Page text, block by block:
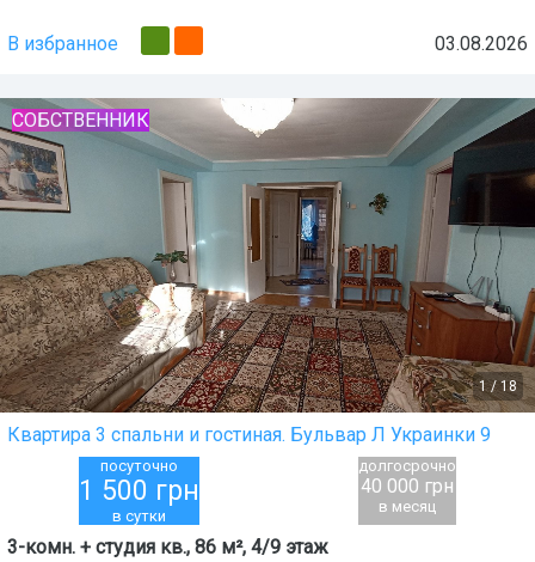
В избранное 03.08.2026
1/ 18
СОБСТВЕННИК
Квартира 3 спальни и гостиная. Бульвар Л Украинки 9
посуточно
1 500 грн
в сутки
долгосрочно
40 000 грн
в месяц
3-комн. + студия кв., 86 м², 4/9 этаж